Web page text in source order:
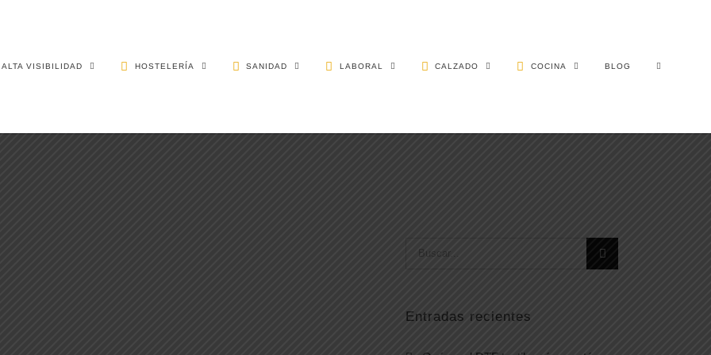
ALTA VISIBILIDAD HOSTELERÍA SANIDAD LABORAL CALZADO COCINA BLOG
Buscar:
Entradas recientes